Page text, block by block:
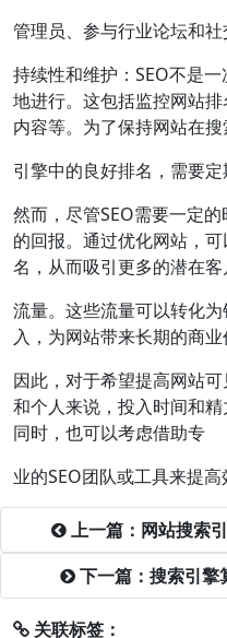
管理员、参与行业论坛和社
持续性和维护：SEO不是
地进行。这包括监控网站
内容等。为了保持网站在搜
引擎中的良好排名，需要定
然而，尽管SEO需要一定
的回报。通过优化网站，
名，从而吸引更多的潜在客
流量。这些流量可以转化
入，为网站带来长期的商业
因此，对于希望提高网站
和个人来说，投入时间和精
同时，也可以考虑借助专
业的SEO团队或工具来提高
上一篇：网站搜索
下一篇：搜索引擎
关联标签：